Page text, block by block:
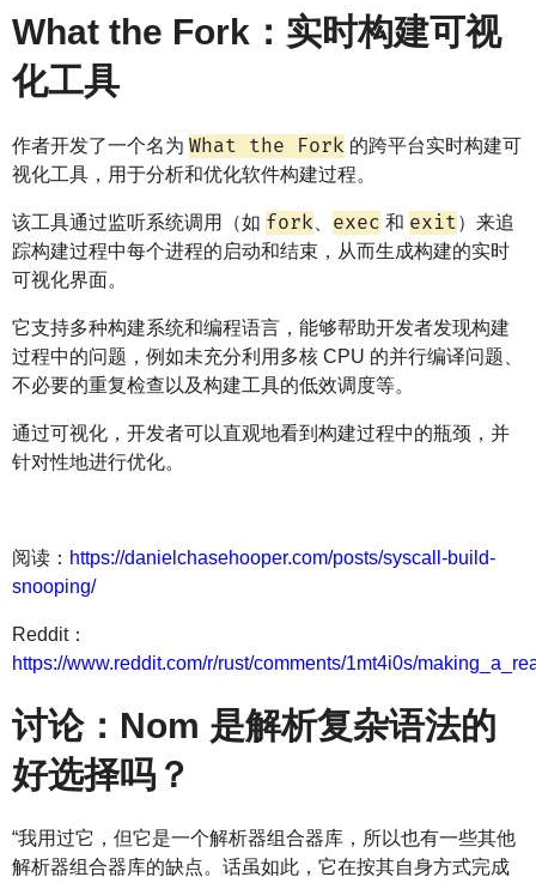
What the Fork：实时构建可视
化工具
作者开发了一个名为 What the Fork 的跨平台实时构建可
视化工具，用于分析和优化软件构建过程。
该工具通过监听系统调用（如 fork exec 和 exit）来追
踪构建过程中每个进程的启动和结束，从而生成构建的实时
可视化界面。
它支持多种构建系统和编程语言，能够帮助开发者发现构建
过程中的问题，例如未充分利用多核 CPU 的并行编译问题、
不必要的重复检查以及构建工具的低效调度等。
通过可视化，开发者可以直观地看到构建过程中的瓶颈，并
针对性地进行优化。
阅读： https://danielchasehooper.com/posts/syscall-build-
snooping/
Reddit：
https://www.reddit.com/r/rust/comments/1mt4i0s/
讨论：Nom 是解析复杂语法的
好选择吗？
“我用过它，但它是一个解析器组合器库，所以也有一些其他
解析器组合器库的缺点。话虽如此，它在按其自身方式完成